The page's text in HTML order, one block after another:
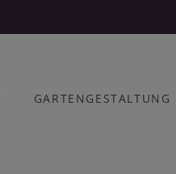
GARTENGESTALTUNG